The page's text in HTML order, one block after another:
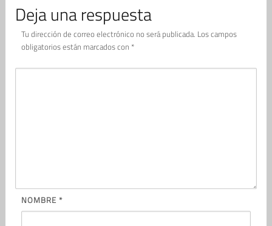
Deja una respuesta
Tu dirección de correo electrónico no será publicada. Los campos
obligatorios están marcados con *
NOMBRE *